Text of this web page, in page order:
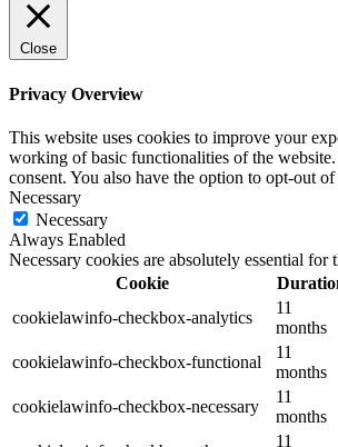
Close
Privacy Overview
This website uses cookies to improve your
working of basic functionalities of the
consent. You also have the option to opt-out
Necessary
Necessary
Always Enabled
Necessary cookies are absolutely essential
Cookie
cookielawinfo-checkbox-analytics
11
months
cookielawinfo-checkbox-functional
11
months
cookielawinfo-checkbox-necessary
11
months
11